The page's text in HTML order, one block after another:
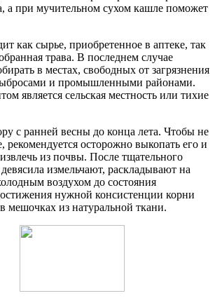
а при мучительном сухом кашле поможет
как сырье, приобретенное в аптеке, так
трава. В последнем случае
в местах, свободных от загрязнения
и промышленными районами.
является сельская местность или тихие
с ранней весны до конца лета. Чтобы не
рекомендуется осторожно выкопать его и
из почвы. После тщательного
измельчают, раскладывают на
воздухом до состояния
нужной консистенции корни
мешочках из натуральной ткани.